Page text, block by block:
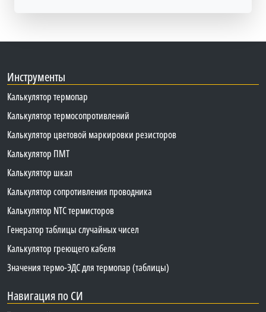
Инструменты
Калькулятор термопар
Калькулятор термосопротивлений
Калькулятор цветовой маркировки резисторов
Калькулятор ПМТ
Калькулятор шкал
Калькулятор сопротивления проводника
Калькулятор NTC термисторов
Генератор таблицы случайных чисел
Калькулятор греющего кабеля
Значения термо-ЭДС для термопар (таблицы)
Навигация по СИ